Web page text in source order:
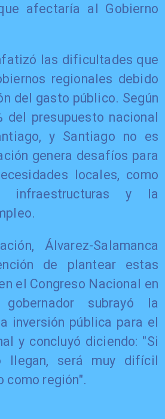
afectaría al Gobierno
las dificultades que
regionales debido
del gasto público. Según
del presupuesto nacional
y Santiago no es
genera desafíos para
locales, como
y la
Álvarez-Salamanca
de plantear estas
el Congreso Nacional en
subrayó la
inversión pública para el
y concluyó diciendo: "Si
llegan, será muy difícil
como región".